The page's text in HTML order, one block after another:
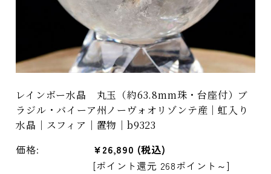
レインボー水晶 丸玉（約63.8mm珠・台座付）ブ
ラジル・バイーア州ノーヴォオリゾンテ産｜虹入り
水晶｜スフィア｜置物｜b9323
価格: ¥26,890 (税込)
[ポイント還元 268ポイント～]